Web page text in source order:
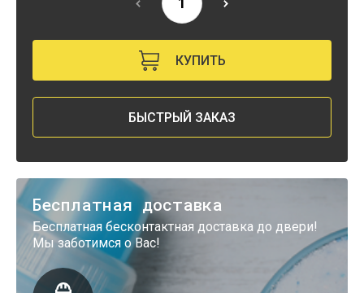
КУПИТЬ
БЫСТРЫЙ ЗАКАЗ
Бесплатная доставка
Бесплатная бесконтактная доставка до двери!
Мы заботимся о Вас!